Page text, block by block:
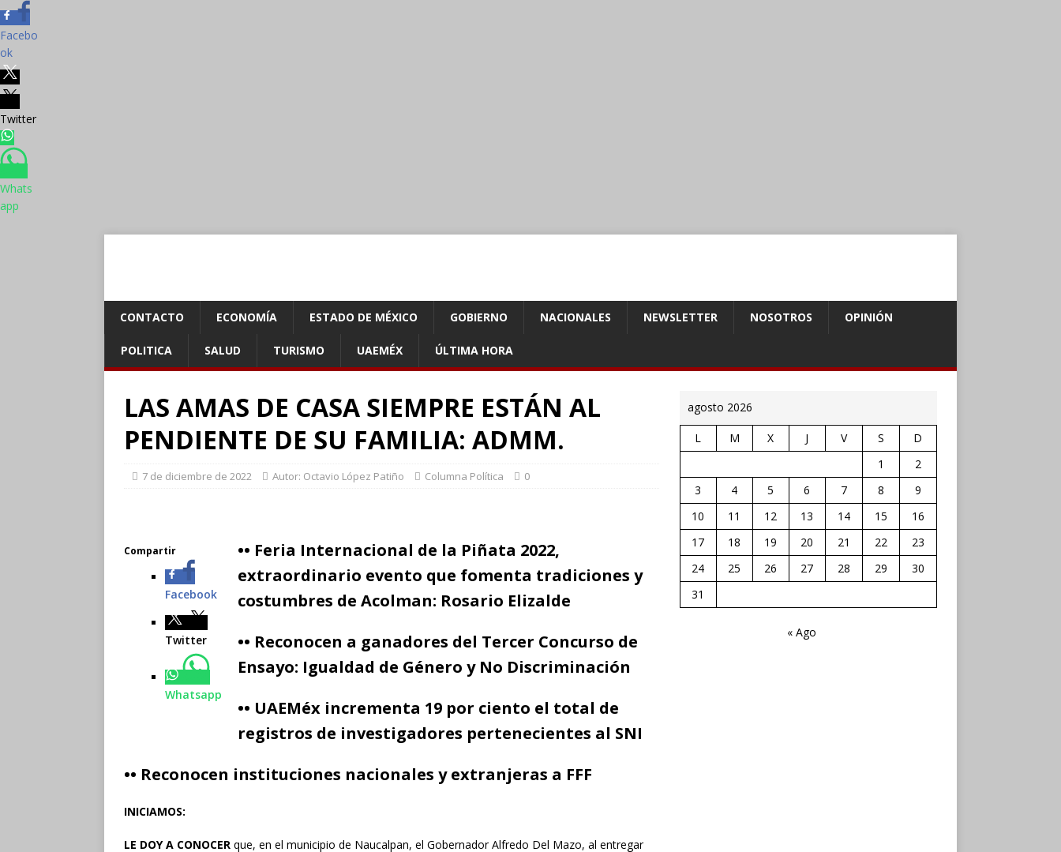
Facebo
ok
Twitter
Whats
app
CONTACTO ECONOMÍA ESTADO DE MÉXICO GOBIERNO NACIONALES NEWSLETTER NOSOTROS OPINIÓN
POLITICA SALUD TURISMO UAEMÉX ÚLTIMA HORA
LAS AMAS DE CASA SIEMPRE ESTÁN AL
PENDIENTE DE SU FAMILIA: ADMM.
7 de diciembre de 2022 Autor: Octavio López Patiño Columna Política 0
Compartir
Facebook
Twitter
Whatsapp
•• Feria Internacional de la Piñata 2022,
extraordinario evento que fomenta tradiciones y
costumbres de Acolman: Rosario Elizalde
•• Reconocen a ganadores del Tercer Concurso de
Ensayo: Igualdad de Género y No Discriminación
•• UAEMéx incrementa 19 por ciento el total de
registros de investigadores pertenecientes al SNI
•• Reconocen instituciones nacionales y extranjeras a FFF
INICIAMOS:
LE DOY A CONOCER que, en el municipio de Naucalpan, el Gobernador Alfredo Del Mazo, al entregar
agosto 2026
L M X J V S
D
1
2
3
4 5 6 7 8
9
10
11 12 13 14 15
16
17
18 19 20 21 22
23
24
25 26 27 28 29
30
31
« Ago